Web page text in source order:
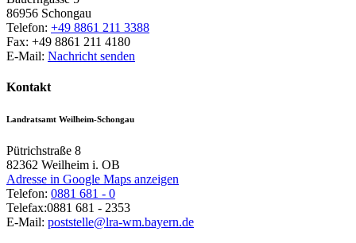
86956 Schongau
Telefon: +49 8861 211 3388
Fax: +49 8861 211 4180
E-Mail: Nachricht senden
Kontakt
Landratsamt Weilheim-Schongau
Pütrichstraße 8
82362 Weilheim i. OB
Adresse in Google Maps anzeigen
Telefon: 0881 681 - 0
Telefax:0881 681 - 2353
E-Mail: poststelle@lra-wm.bayern.de